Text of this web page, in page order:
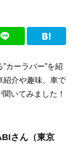
カーラバー”を紹
紹介や趣味、車で
いてみました！
さん（東京